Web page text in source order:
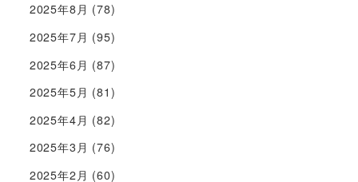
2025年8月 (78)
2025年7月 (95)
2025年6月 (87)
2025年5月 (81)
2025年4月 (82)
2025年3月 (76)
2025年2月 (60)